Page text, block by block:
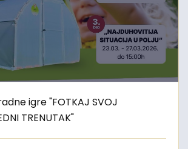
igre "FOTKAJ SVOJ
TRENUTAK"